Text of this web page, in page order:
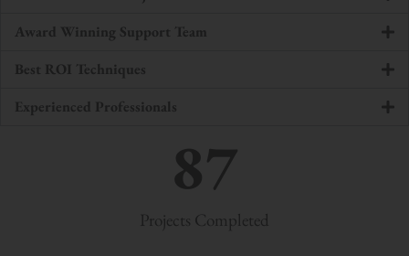
Award Winning Support Team
Best ROI Techniques
Experienced Professionals
Projects Completed
87